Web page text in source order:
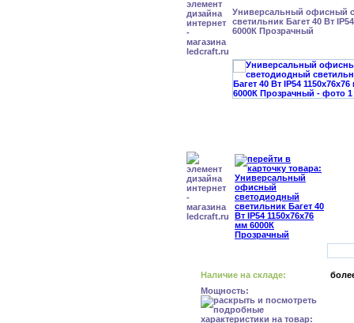
Универсальный офисный
светильник Багет 40 Вт
6000К Прозрачный
Наличие на складе:
Мощность: